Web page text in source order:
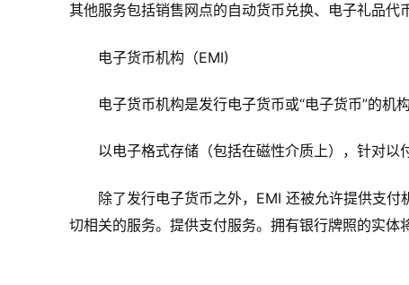
其他服务包括销售网点的自动货币兑换、电子礼品代
电子货币机构（EMI)
电子货币机构是发行电子货币或“电子货币”的机
以电子格式存储（包括在磁性介质上），针对
除了发行电子货币之外，EMI 还被允许提供支
切相关的服务。提供支付服务。拥有银行牌照的实体